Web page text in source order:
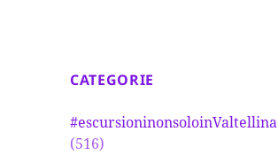
CATEGORIE
#escursioninonsoloinValtellina
(516)